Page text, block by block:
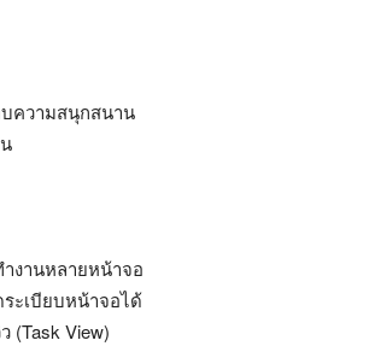
บความสนุกสนาน
งานหลายหน้าจอ
ะเบียบหน้าจอได้
(Task View)